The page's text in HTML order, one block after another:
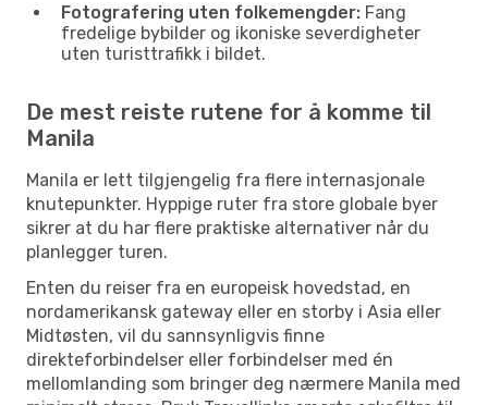
Fotografering uten folkemengder: Fang
fredelige bybilder og ikoniske severdigheter
uten turisttrafikk i bildet.
De mest reiste rutene for å komme til
Manila
Manila er lett tilgjengelig fra flere internasjonale
knutepunkter. Hyppige ruter fra store globale byer
sikrer at du har flere praktiske alternativer når du
planlegger turen.
Enten du reiser fra en europeisk hovedstad, en
nordamerikansk gateway eller en storby i Asia eller
Midtøsten, vil du sannsynligvis finne
direkteforbindelser eller forbindelser med én
mellomlanding som bringer deg nærmere Manila med